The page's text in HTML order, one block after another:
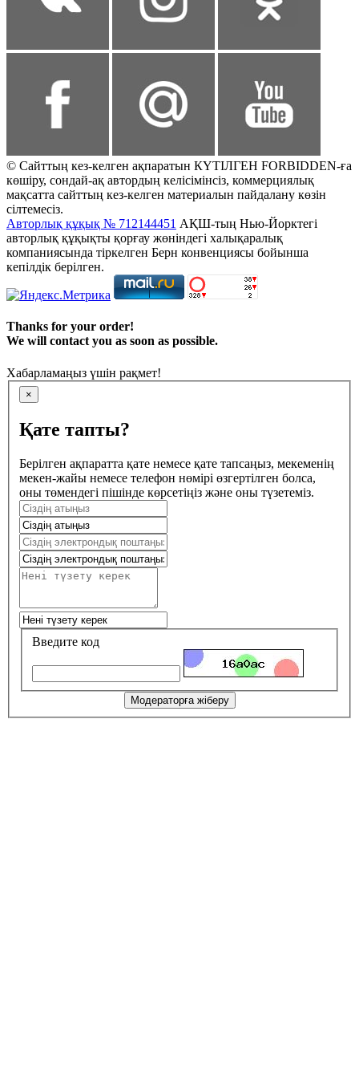
© Сайттың кез-келген ақпаратын КҮТІЛГЕН FORBIDDEN-ға
көшіру, сондай-ақ автордың келісімінсіз, коммерциялық
мақсатта сайттың кез-келген материалын пайдалану көзін
сілтемесіз.
Авторлық құқық № 712144451 АҚШ-тың Нью-Йорктегі
авторлық құқықты қорғау жөніндегі халықаралық
компаниясында тіркелген Берн конвенциясы бойынша
кепілдік берілген.
Thanks for your order!
We will contact you as soon as possible.
Хабарламаңыз үшін рақмет!
×
Қате тапты?
Берілген ақпаратта қате немесе қате тапсаңыз, мекеменің
мекен-жайы немесе телефон нөмірі өзгертілген болса,
оны төмендегі пішінде көрсетіңіз және оны түзетеміз.
Введите код
Модераторға жіберу